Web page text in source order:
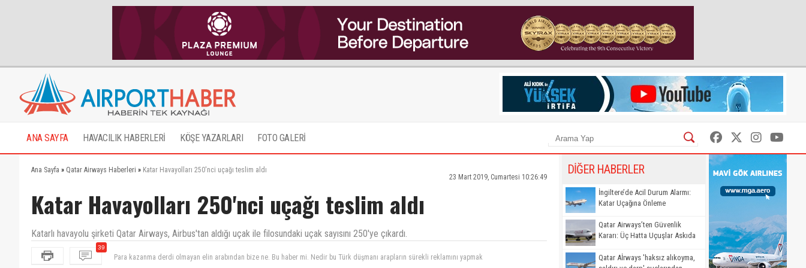
ANA SAYFA HAVACILIK HABERLERİ KÖŞE YAZARLARI FOTO GALERİ
Ana Sayfa » Qatar Airways Haberleri » Katar Havayolları 250'nci uçağı teslim aldı
23 Mart 2019, Cumartesi 10:26:49
Katar Havayolları 250'nci uçağı teslim aldı
Katarlı havayolu şirketi Qatar Airways, Airbus'tan aldığı uçak ile filosundaki uçak sayısını 250'ye çıkardı.
39
Geliyorum.Uçaklarimiz kız gibi maşallah
DİĞER HABERLER
İngiltere’de Acil Durum Alarmı:
Katar Uçağına Önleme
Qatar Airways’ten Güvenlik
Kararı: Üç Hatta Uçuşlar Askıda
Qatar Aİrways 'haksız alıkoyma,